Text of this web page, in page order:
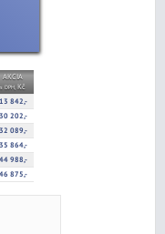
AKCIA
s DPH, Kč
13 842,-
30 202,-
32 089,-
35 864,-
44 988,-
46 875,-